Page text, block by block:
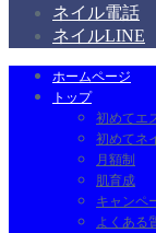
ネイル電話
ネイルLINE
ホームページ
トップ
初めてエ
初めてネ
月額制
肌育成
キャンペ
よくある